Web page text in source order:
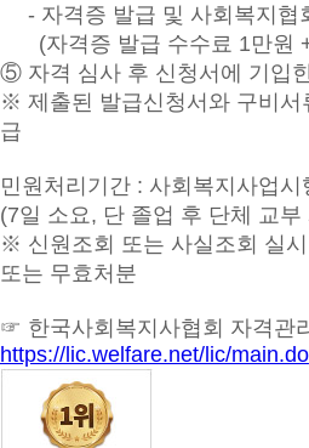
01
신
청
자
교
02
지
방
협
회
16
개)
접
수
03
중
- 자격증 발급 및 사회복지협
(자격증 발급 수수료 1만원
⑤ 자격 심사 후 신청서에 기입
※ 제출된 발급신청서와 구비서
급
민원처리기간 : 사회복지사업
(7일 소요, 단 졸업 후 단체 교
※ 신원조회 또는 사실조회 실
또는 무효처분
☞ 한국사회복지사협회 자격관
https://lic.welfare.net/lic/main.do